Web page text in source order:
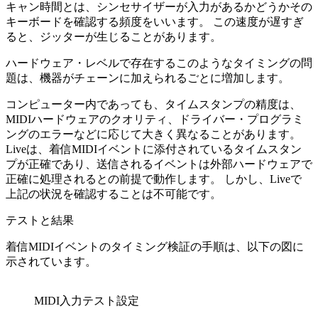
キャン時間とは、シンセサイザーが入力があるかどうかその
キーボードを確認する頻度をいいます。 この速度が遅すぎ
ると、ジッターが生じることがあります。
ハードウェア・レベルで存在するこのようなタイミングの問
題は、機器がチェーンに加えられるごとに増加します。
コンピューター内であっても、タイムスタンプの精度は、
MIDIハードウェアのクオリティ、ドライバー・プログラミ
ングのエラーなどに応じて大きく異なることがあります。
Liveは、着信MIDIイベントに添付されているタイムスタン
プが正確であり、送信されるイベントは外部ハードウェアで
正確に処理されるとの前提で動作します。 しかし、Liveで
上記の状況を確認することは不可能です。
テストと結果
着信MIDIイベントのタイミング検証の手順は、以下の図に
示されています。
MIDI入力テスト設定